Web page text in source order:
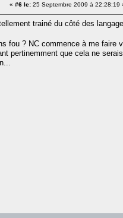
« #6 le: 25 Septembre 2009 à 22:28:19
trainé du côté des
fou ? NC commence à me
pertinemment que cela ne